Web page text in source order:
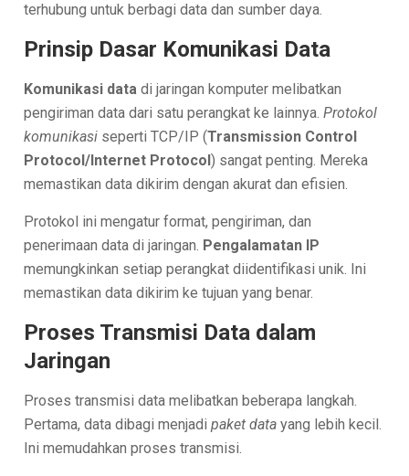
terhubung untuk berbagi data dan sumber daya.
Prinsip Dasar Komunikasi Data
Komunikasi data di jaringan komputer melibatkan
pengiriman data dari satu perangkat ke lainnya.Protokol
komunikasi seperti TCP/IP (Transmission Control
Protocol/Internet Protocol) sangat penting. Mereka
memastikan data dikirim dengan akurat dan efisien.
Protokol ini mengatur format, pengiriman, dan
penerimaan data di jaringan. Pengalamatan IP
memungkinkan setiap perangkat diidentifikasi unik. Ini
memastikan data dikirim ke tujuan yang benar.
Proses Transmisi Data dalam
Jaringan
Proses transmisi data melibatkan beberapa langkah.
Pertama, data dibagi menjadipaket data yang lebih kecil.
Ini memudahkan proses transmisi.